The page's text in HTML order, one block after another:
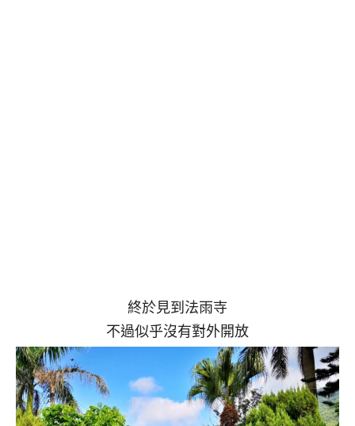
終於見到法雨寺
不過似乎沒有對外開放